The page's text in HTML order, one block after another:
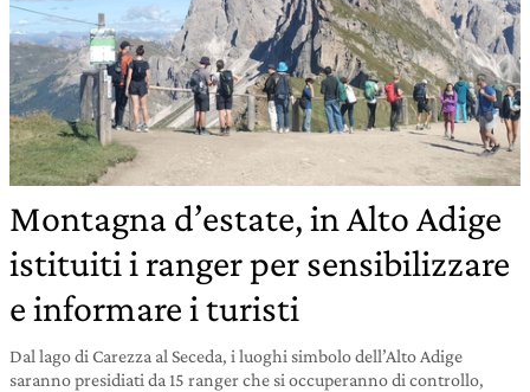
Montagna d’estate, in Alto Adige
istituiti i ranger per sensibilizzare
e informare i turisti
Dal lago di Carezza al Seceda, i luoghi simbolo dell’Alto Adige
saranno presidiati da 15 ranger che si occuperanno di controllo,